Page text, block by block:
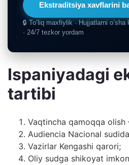
Ekstraditsiya xavflarini
🔒 To’liq maxfiylik · Hujjatlarni
· 24/7 tezkor yordam
Ispaniyadagi
tartibi
Vaqtincha qamoqqa
Audiencia Nacional
Vazirlar Kengashi qarori;
Oliy sudga shikoyat